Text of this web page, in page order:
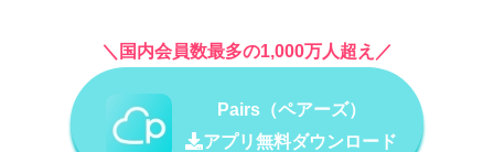
＼国内会員数最多の1,000万人超え／
Pairs（ペアーズ）
アプリ無料ダウンロード